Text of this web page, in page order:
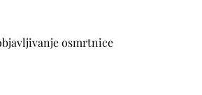
osmrtnice